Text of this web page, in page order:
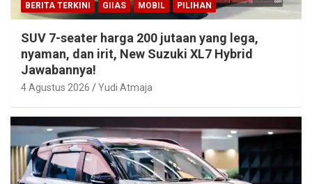
BERITA TERKINI GIIAS MOBIL PILIHAN
SUV 7-seater harga 200 jutaan yang lega,
nyaman, dan irit, New Suzuki XL7 Hybrid
Jawabannya!
4 Agustus 2026 Yudi Atmaja